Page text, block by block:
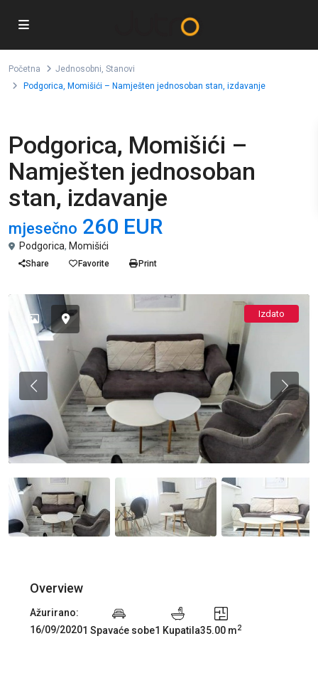
Početna Jednosobni, Stanovi
Podgorica, Momišići – Namješten jednosoban stan, izdavanje
Podgorica, Momišići –
Namješten jednosoban
stan, izdavanje
mjesečno 260 EUR
Podgorica, Momišići
Share Favorite Print
Izdato
Previous
Overview
Ažurirano:
16/09/20201 Spavaće sobe1 Kupatila35.00 m2